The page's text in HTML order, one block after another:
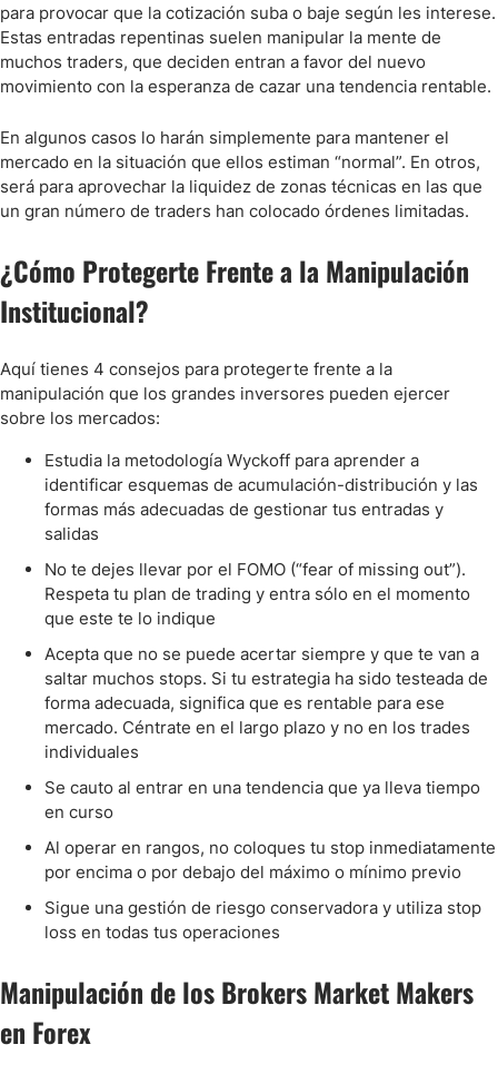
para provocar que la cotización suba o baje según les interese.
Estas entradas repentinas suelen manipular la mente de
muchos traders, que deciden entran a favor del nuevo
movimiento con la esperanza de cazar una tendencia rentable.
En algunos casos lo harán simplemente para mantener el
mercado en la situación que ellos estiman “normal”. En otros,
será para aprovechar la liquidez de zonas técnicas en las que
un gran número de traders han colocado órdenes limitadas.
¿Cómo Protegerte Frente a la Manipulación
Institucional?
Aquí tienes 4 consejos para protegerte frente a la
manipulación que los grandes inversores pueden ejercer
sobre los mercados:
Estudia la metodología Wyckoff para aprender a
identificar esquemas de acumulación-distribución y las
formas más adecuadas de gestionar tus entradas y
salidas
No te dejes llevar por el FOMO (“fear of missing out”).
Respeta tu plan de trading y entra sólo en el momento
que este te lo indique
Acepta que no se puede acertar siempre y que te van a
saltar muchos stops. Si tu estrategia ha sido testeada de
forma adecuada, significa que es rentable para ese
mercado. Céntrate en el largo plazo y no en los trades
individuales
Se cauto al entrar en una tendencia que ya lleva tiempo
en curso
Al operar en rangos, no coloques tu stop inmediatamente
por encima o por debajo del máximo o mínimo previo
Sigue una gestión de riesgo conservadora y utiliza stop
loss en todas tus operaciones
Manipulación de los Brokers Market Makers
en Forex